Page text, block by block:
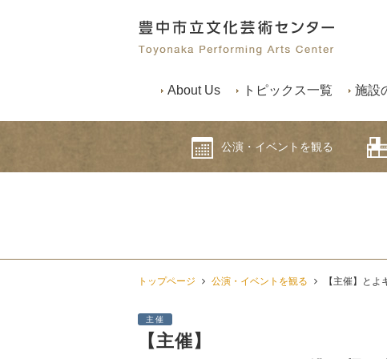
About Us トピックス一覧 施設
公演・イベントを観る
トップページ 公演・イベントを観る 【主催】と
主催
【主催】